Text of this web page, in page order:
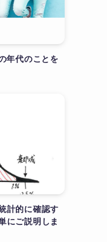
年代のことを
計的に確認す
にご説明しま